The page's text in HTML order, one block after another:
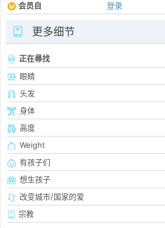
会员自
登录
更多细节
正在尋找
眼睛
头发
身体
高度
Weight
有孩子们
想生孩子
改变城市/国家的爱
宗教